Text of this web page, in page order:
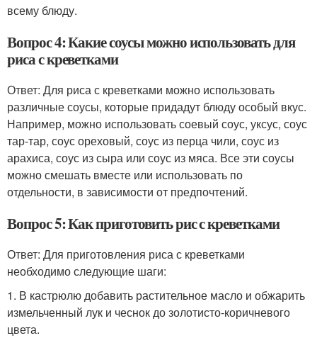
всему блюду.
Вопрос 4: Какие соусы можно использовать для
риса с креветками
Ответ: Для риса с креветками можно использовать
различные соусы, которые придадут блюду особый вкус.
Например, можно использовать соевый соус, уксус, соус
тар-тар, соус ореховый, соус из перца чили, соус из
арахиса, соус из сыра или соус из мяса. Все эти соусы
можно смешать вместе или использовать по
отдельности, в зависимости от предпочтений.
Вопрос 5: Как приготовить рис с креветками
Ответ: Для приготовления риса с креветками
необходимо следующие шаги:
1. В кастрюлю добавить растительное масло и обжарить
измельченный лук и чеснок до золотисто-коричневого
цвета.